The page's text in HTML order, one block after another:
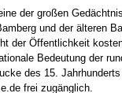
der großen
und der älteren
der Öffentlichkeit
Bedeutung der
des 15.
frei zugänglich.